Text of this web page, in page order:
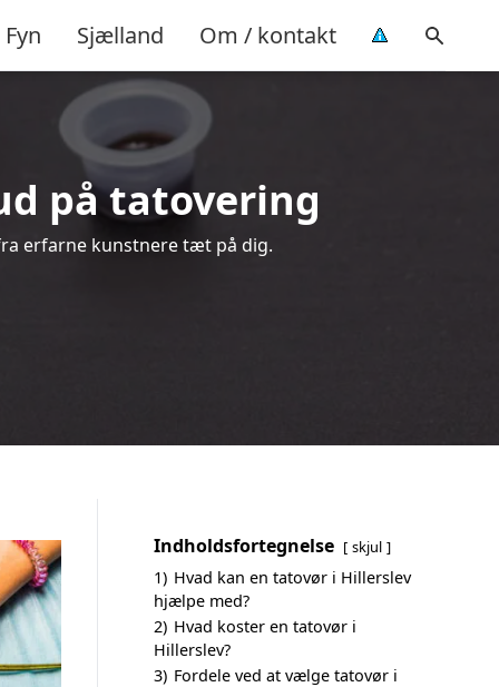
Fyn Sjælland Om / kontakt
på tatovering
erfarne kunstnere tæt på dig.
Indholdsfortegnelse skjul
1) Hvad kan en tatovør i Hillerslev
hjælpe med?
2) Hvad koster en tatovør i
Hillerslev?
3) Fordele ved at vælge tatovør i